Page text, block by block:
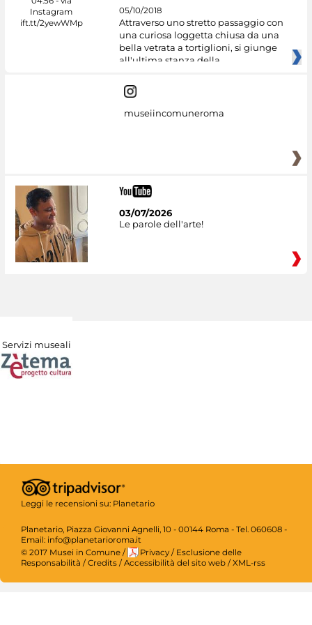
05/10/2018
Attraverso uno stretto passaggio con
una curiosa loggetta chiusa da una
bella vetrata a tortiglioni, si giunge
all'ultima stanza della
museiincomuneroma
03/07/2026
Le parole dell'arte!
Servizi museali
Leggi le recensioni su: Planetario
Planetario, Piazza Giovanni Agnelli, 10 - 00144 Roma - Tel. 060608 -
Email: info@planetarioroma.it
© 2017 Musei in Comune / Privacy / Esclusione delle
Responsabilità / Credits / Accessibilità del sito web / XML-rss